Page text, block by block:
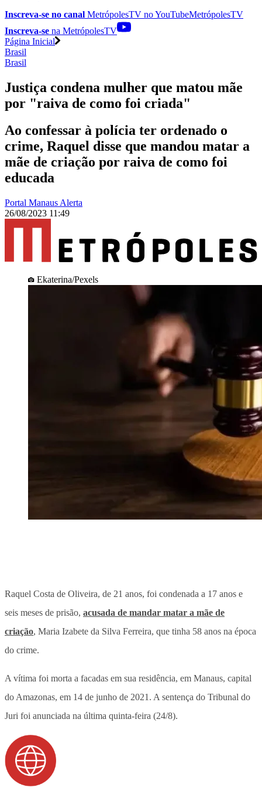
Inscreva-se no canal MetrópolesTV noYouTubeMetrópolesTV
Inscreva-se na MetrópolesTV
Página Inicial
Brasil
Brasil
Justiça condena mulher que matou mãe
por "raiva de como foi criada"
Ao confessar à polícia ter ordenado o
crime, Raquel disse que mandou matar a
mãe de criação por raiva de como foi
educada
Portal Manaus Alerta
26/08/2023 11:49
Ekaterina/Pexels
Raquel Costa de Oliveira, de 21 anos, foi condenada a 17 anos e
seis meses de prisão, acusada de mandar matar a mãe de
criação, Maria Izabete da Silva Ferreira, que tinha 58 anos na época
do crime.
A vítima foi morta a facadas em sua residência, em Manaus, capital
do Amazonas, em 14 de junho de 2021. A sentença do Tribunal do
Juri foi anunciada na última quinta-feira (24/8).